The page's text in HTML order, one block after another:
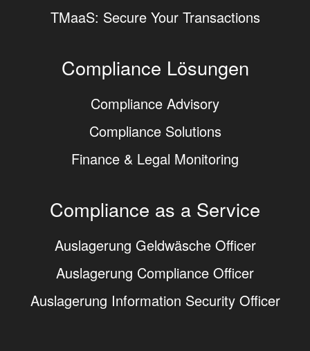
TMaaS: Secure Your Transactions
Compliance Lösungen
Compliance Advisory
Compliance Solutions
Finance & Legal Monitoring
Compliance as a Service
Auslagerung Geldwäsche Officer
Auslagerung Compliance Officer
Auslagerung Information Security Officer